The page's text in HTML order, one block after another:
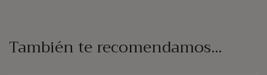
También te recomendamos…